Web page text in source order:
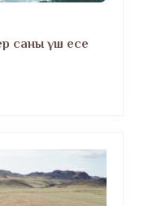
саны үш есе